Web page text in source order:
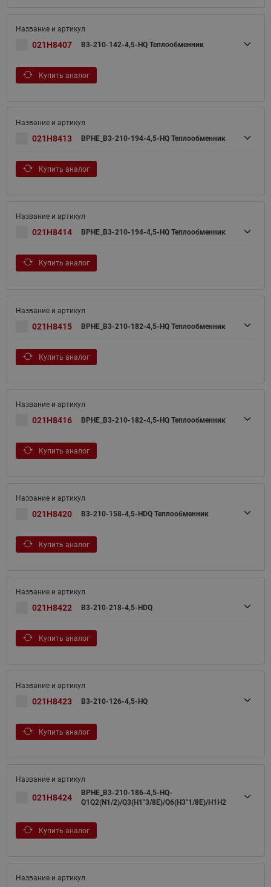
021H8407 B3-210-142-4,5-HQ Теплообменник
Купить аналог
021H8413 BPHE_B3-210-194-4,5-HQ Теплообменник
Купить аналог
021H8414 BPHE_B3-210-194-4,5-HQ Теплообменник
Купить аналог
021H8415 BPHE_B3-210-182-4,5-HQ Теплообменник
Купить аналог
021H8416 BPHE_B3-210-182-4,5-HQ Теплообменник
Купить аналог
021H8420 B3-210-158-4,5-HDQ Теплообменник
Купить аналог
021H8422 B3-210-218-4,5-HDQ
Купить аналог
021H8423 B3-210-126-4,5-HQ
Купить аналог
021H8424
BPHE_B3-210-186-4,5-HQ-
Q1Q2(N1/2)/Q3(H1"3/8E)/Q6(H3"1/8E)/H1H2
Купить аналог